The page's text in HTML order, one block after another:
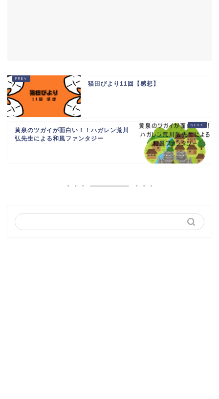
猫田びより11回【感想】
黄泉のツガイが面白い！！ハガレン荒川
弘先生による和風ファンタジー